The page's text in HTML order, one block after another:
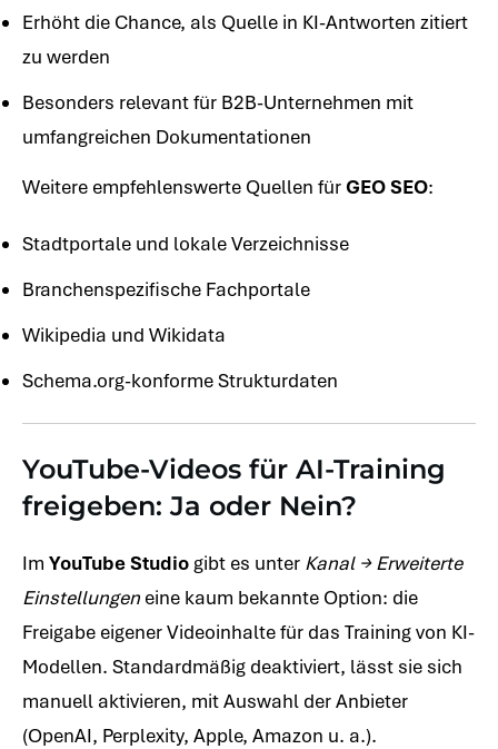
Erhöht die Chance, als Quelle in KI-Antworten zitiert
zu werden
Besonders relevant für B2B-Unternehmen mit
umfangreichen Dokumentationen
Weitere empfehlenswerte Quellen für GEO SEO:
Stadtportale und lokale Verzeichnisse
Branchenspezifische Fachportale
Wikipedia und Wikidata
Schema.org-konforme Strukturdaten
YouTube-Videos für AI-Training
freigeben: Ja oder Nein?
Im YouTube Studio gibt es unter Kanal → Erweiterte
Einstellungen eine kaum bekannte Option: die
Freigabe eigener Videoinhalte für das Training von KI-
Modellen. Standardmäßig deaktiviert, lässt sie sich
manuell aktivieren, mit Auswahl der Anbieter
(OpenAI, Perplexity, Apple, Amazon u. a.).